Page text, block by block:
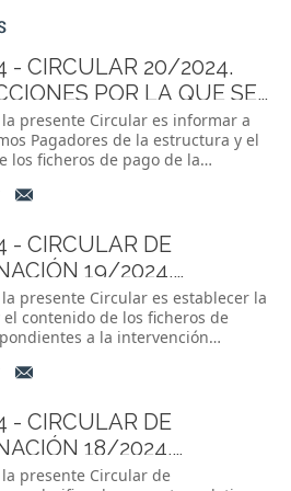
- CIRCULAR 20/2024.
POR LA QUE SE
LA FORMA Y EL
DE LA INFORMACIÓN
CUMPLIMENTARSE EN
DE PAGOS DE LA
presente Circular es informar a
Pagadores de la estructura y el
los ficheros de pago de la
- CIRCULAR DE
19/2024.
POR LA QUE SE
LA FORMA Y EL
DE LA INFORMACIÓN
CUMPLIMENTARSE EN
SECTORIAL
presente Circular es establecer la
contenido de los ficheros de
a la intervención
2027.
- CIRCULAR DE
18/2024.
PARA LA
presente Circular de